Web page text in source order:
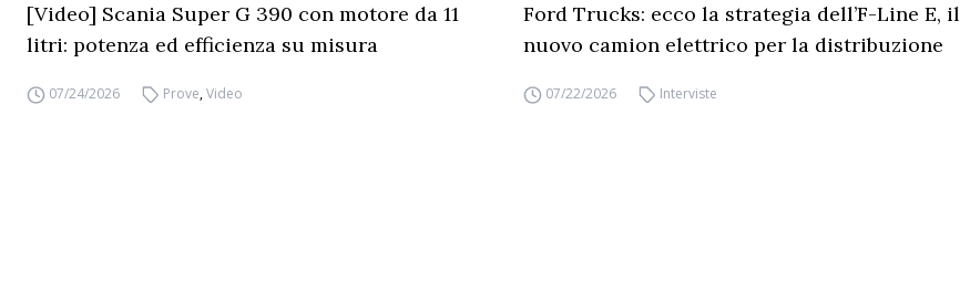
[Video] Scania Super G 390 con motore da 11
litri: potenza ed efficienza su misura
07/24/2026 Prove,Video
Ford Trucks: ecco la strategia dell’F-Line E, il
nuovo camion elettrico per la distribuzione
07/22/2026 Interviste